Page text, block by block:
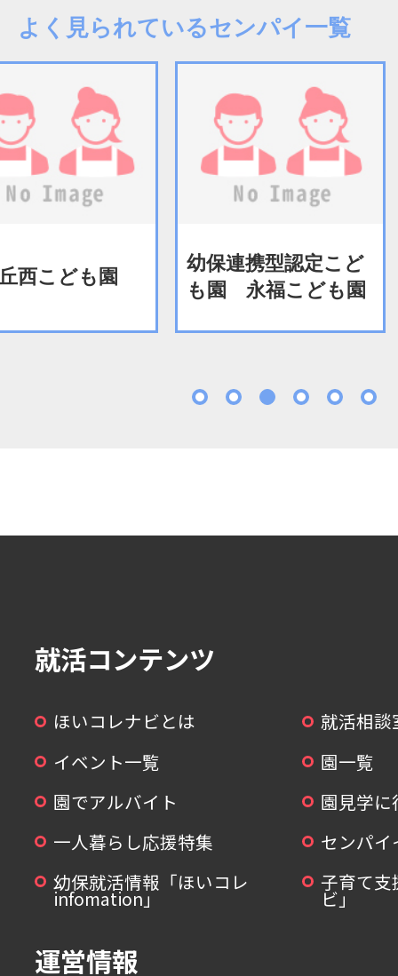
よく見られているセンパイ一覧
西こども園
幼保連携型認定こど
も園 永福こども園
就活コンテンツ
ほいコレナビとは
就活相談
イベント一覧
園一覧
園でアルバイト
園見学
一人暮らし応援特集
センパ
幼保就活情報「ほいコレ
infomation」
子育て支
ビ」
運営情報